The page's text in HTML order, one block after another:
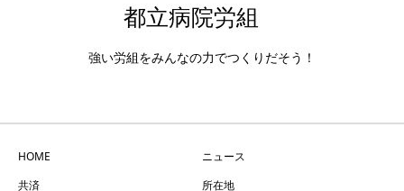
都立病院労組
強い労組をみんなの力でつくりだそう！
HOME
ニュース
共済
所在地